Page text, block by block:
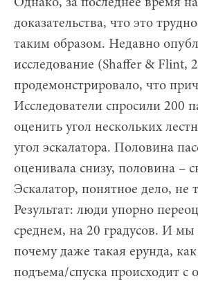
доказательства, что это
таким образом. Недавно
исследование (Shaffer & Flint,
продемонстрировало, что
Исследователи спросили 200
оценить угол нескольких
угол эскалатора. Половина
оценивала снизу, половина –
Эскалатор, понятное дело, не
Результат: люди упорно
среднем, на 20 градусов. И
почему даже такая ерунда,
подъема/спуска происходит с